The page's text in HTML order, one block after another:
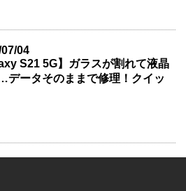
04
S21 5G】ガラスが割れて液晶
データそのままで修理！クイッ